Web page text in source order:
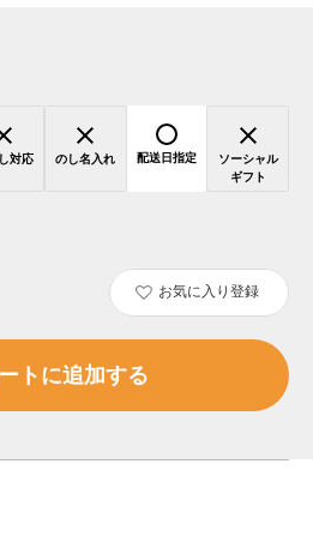
対応 のし名入れ 配送日指定
ソーシャル
ギフト
お気に入り登録